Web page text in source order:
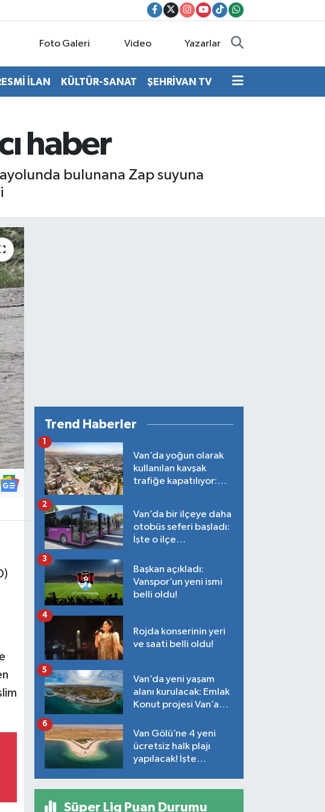
Foto Galeri Video Yazarlar
İLAN KÜLTÜR-SANAT ŞEHRİVAN TV
haber
bulunana Zap suyuna
Trend Haberler
Van’da yoğun olarak
kullanılan kavşak
trafiğe kapatılıyor:
1
Van’da bir ilçeye daha
otobüs seferi başladı:
İşte o ilçe…
2
Başkan açıkladı:
Vanspor’un yeni ismi
belli oldu!
3
Rojda konserinin yeri
ve saati belli oldu!
4
Van’da yeni yaşam
alanı kurulacak: Emlak
Konut projesi Van’a
5
Van Gölü’ne 4 yeni
ücretsiz halk plajı
yapılacak! İşte
6
Süper Lig Puan Durumu